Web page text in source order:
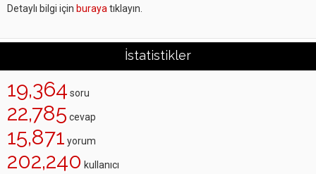
Detaylı bilgi için buraya tıklayın.
İstatistikler
19,364 soru
22,785 cevap
15,871 yorum
202,240 kullanıcı